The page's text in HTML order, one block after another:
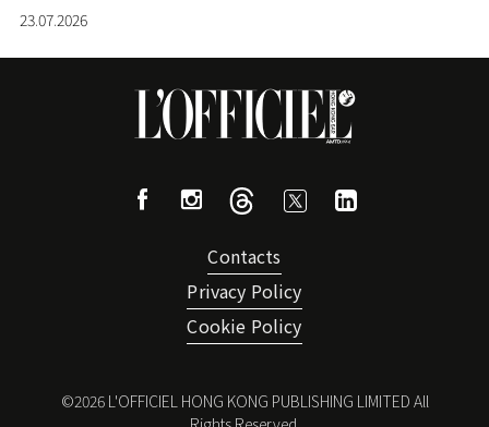
23.07.2026
Contacts
Privacy Policy
Cookie Policy
©2026L'OFFICIEL HONG KONG PUBLISHING LIMITED All